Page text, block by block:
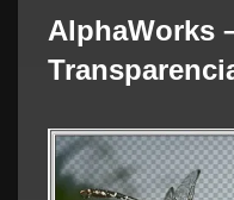
AlphaWorks